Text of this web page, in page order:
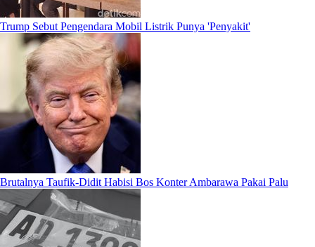
Trump Sebut Pengendara Mobil Listrik Punya 'Penyakit'
Brutalnya Taufik-Didit Habisi Bos Konter Ambarawa Pakai Palu